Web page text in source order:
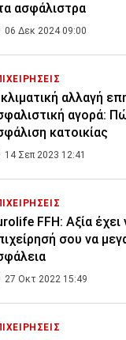
ασφάλιστρα
06 Δεκ 2024 09:00
αλλαγή
αγορά:
κατοικίας
14 Σεπ 2023 12:41
FFH: Αξία
σου να
27 Οκτ 2022 15:49